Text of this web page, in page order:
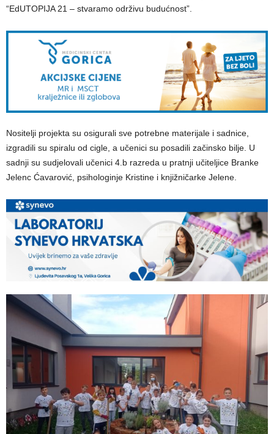
“EdUTOPIJA 21 – stvaramo održivu budućnost”.
Nositelji projekta su osigurali sve potrebne materijale i sadnice,
izgradili su spiralu od cigle, a učenici su posadili začinsko bilje. U
sadnji su sudjelovali učenici 4.b razreda u pratnji učiteljice Branke
Jelenc Ćavarović, psihologinje Kristine i knjižničarke Jelene.